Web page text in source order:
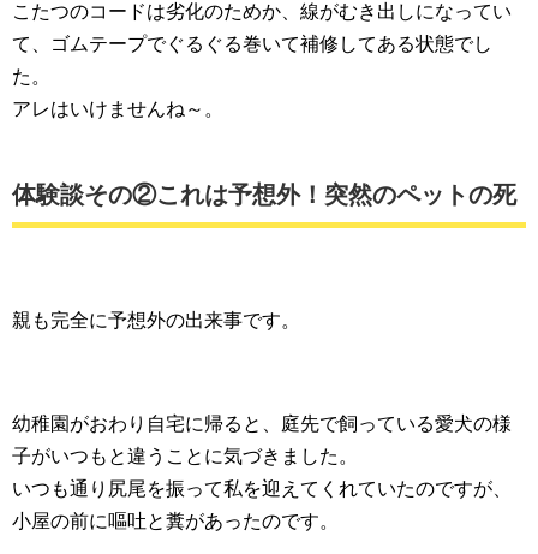
こたつのコードは劣化のためか、線がむき出しになってい
て、ゴムテープでぐるぐる巻いて補修してある状態でし
た。
アレはいけませんね～。
体験談その②これは予想外！突然のペットの死
親も完全に予想外の出来事です。
幼稚園がおわり自宅に帰ると、庭先で飼っている愛犬の様
子がいつもと違うことに気づきました。
いつも通り尻尾を振って私を迎えてくれていたのですが、
小屋の前に嘔吐と糞があったのです。